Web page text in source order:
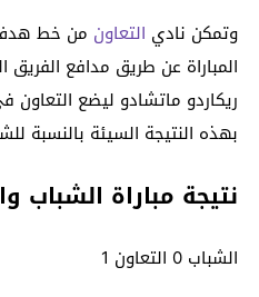
وتمكن نادي التعاون
ريكاردو ماتشادو ليضع التعاون
بهذه النتيجة السيئة بالنسبة
نتيجة مباراة الشباب
الشباب 0 التعاون 1